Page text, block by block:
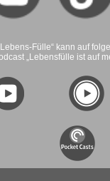
Fülle“ kann auf
„Lebensfülle ist auf